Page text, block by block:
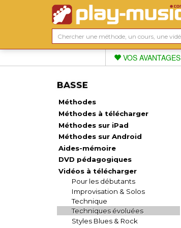
VOS AVANTAGES
BASSE
Méthodes
Méthodes à télécharger
Méthodes sur iPad
Méthodes sur Android
Aides-mémoire
DVD pédagogiques
Vidéos à télécharger
Pour les débutants
Improvisation & Solos
Technique
Techniques évoluées
Styles Blues & Rock